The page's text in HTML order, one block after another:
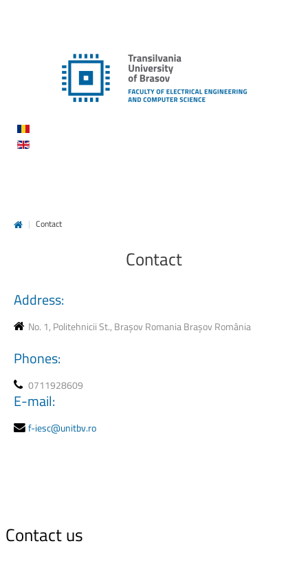
| Contact
Contact
Address:
No. 1, Politehnicii St., Brașov Romania Brașov România
Phones:
0711928609
E-mail:
f-iesc@unitbv.ro
Contactus